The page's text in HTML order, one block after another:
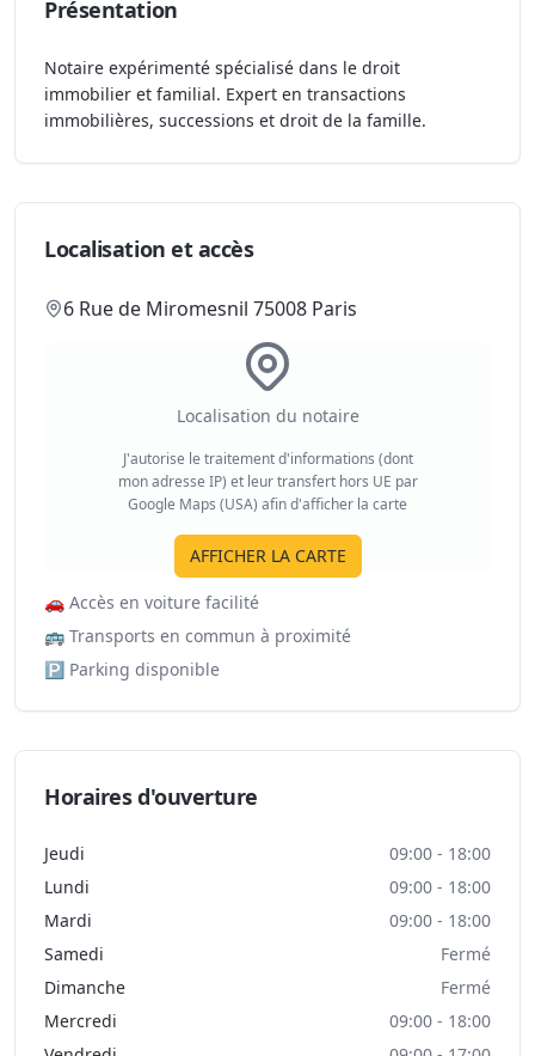
Présentation
Notaire expérimenté spécialisé dans le droit
immobilier et familial. Expert en transactions
immobilières, successions et droit de la famille.
Localisation et accès
6 Rue de Miromesnil 75008 Paris
Localisation du notaire
J'autorise le traitement d'informations (dont
mon adresse IP) et leur transfert hors UE par
Google Maps (USA) afin d'afficher la carte
AFFICHER LA CARTE
🚗 Accès en voiture facilité
🚌 Transports en commun à proximité
🅿️ Parking disponible
Horaires d'ouverture
Jeudi
09:00 - 18:00
Lundi
09:00 - 18:00
Mardi
09:00 - 18:00
Samedi
Fermé
Dimanche
Fermé
Mercredi
09:00 - 18:00